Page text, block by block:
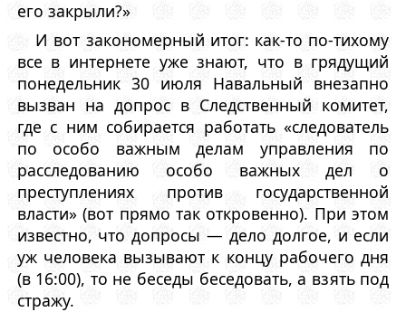
его закрыли?»
И вот закономерный итог: как-то по-тихому
все в интернете уже знают, что в грядущий
понедельник 30 июля Навальный внезапно
вызван на допрос в Следственный комитет,
где с ним собирается работать «следователь
по особо важным делам управления по
расследованию особо важных дел о
преступлениях против государственной
власти» (вот прямо так откровенно). При этом
известно, что допросы — дело долгое, и если
уж человека вызывают к концу рабочего дня
(в 16:00), то не беседы беседовать, а взять под
стражу.